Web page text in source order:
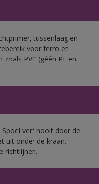
tussenlaag en
voor ferro en
PVC (géén PE en
Spoel verf nooit door de
uit onder de kraan.
richtlijnen.